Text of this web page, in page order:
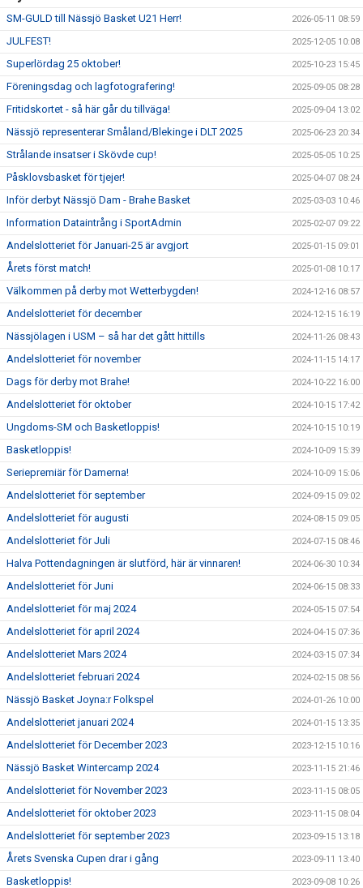
SM-GULD till Nässjö Basket U21 Herr! 2026-05-11 08:59
JULFEST! 2025-12-05 10:08
Superlördag 25 oktober! 2025-10-23 15:45
Föreningsdag och lagfotografering! 2025-09-05 08:28
Fritidskortet - så här går du tillväga! 2025-09-04 13:02
Nässjö representerar Småland/Blekinge i DLT 2025 2025-06-23 20:34
Strålande insatser i Skövde cup! 2025-05-05 10:25
Påsklovsbasket för tjejer! 2025-04-07 08:24
Inför derbyt Nässjö Dam - Brahe Basket 2025-03-03 10:46
Information Dataintrång i SportAdmin 2025-02-07 09:22
Andelslotteriet för Januari-25 är avgjort 2025-01-15 09:01
Årets först match! 2025-01-08 10:17
Välkommen på derby mot Wetterbygden! 2024-12-16 08:57
Andelslotteriet för december 2024-12-15 16:19
Nässjölagen i USM – så har det gått hittills 2024-11-26 08:43
Andelslotteriet för november 2024-11-15 14:17
Dags för derby mot Brahe! 2024-10-22 16:00
Andelslotteriet för oktober 2024-10-15 17:42
Ungdoms-SM och Basketloppis! 2024-10-15 10:19
Basketloppis! 2024-10-09 15:39
Seriepremiär för Damerna! 2024-10-09 15:06
Andelslotteriet för september 2024-09-15 09:02
Andelslotteriet för augusti 2024-08-15 09:05
Andelslotteriet för Juli 2024-07-15 08:46
Halva Pottendagningen är slutförd, här är vinnaren! 2024-06-30 10:34
Andelslotteriet för Juni 2024-06-15 08:33
Andelslotteriet för maj 2024 2024-05-15 07:54
Andelslotteriet för april 2024 2024-04-15 07:36
Andelslotteriet Mars 2024 2024-03-15 07:34
Andelslotteriet februari 2024 2024-02-15 08:56
Nässjö Basket Joyna:r Folkspel 2024-01-26 10:00
Andelslotteriet januari 2024 2024-01-15 13:35
Andelslotteriet för December 2023 2023-12-15 10:16
Nässjö Basket Wintercamp 2024 2023-11-15 21:46
Andelslotteriet för November 2023 2023-11-15 08:05
Andelslotteriet för oktober 2023 2023-11-15 08:04
Andelslotteriet för september 2023 2023-09-15 13:18
Årets Svenska Cupen drar i gång 2023-09-11 13:40
Basketloppis! 2023-09-08 10:26